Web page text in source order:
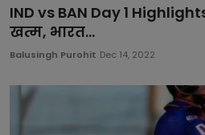
IND vs BAN Day 1
खत्म, भारत...
Balusingh Purohit Dec 14, 2022